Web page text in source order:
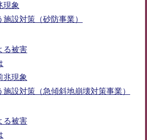
現象
設対策（砂防事業）
る被害
兆現象
設対策（急傾斜地崩壊対策事業）
る被害